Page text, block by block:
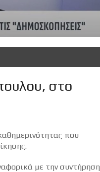
στο
που
με την συντήρηση